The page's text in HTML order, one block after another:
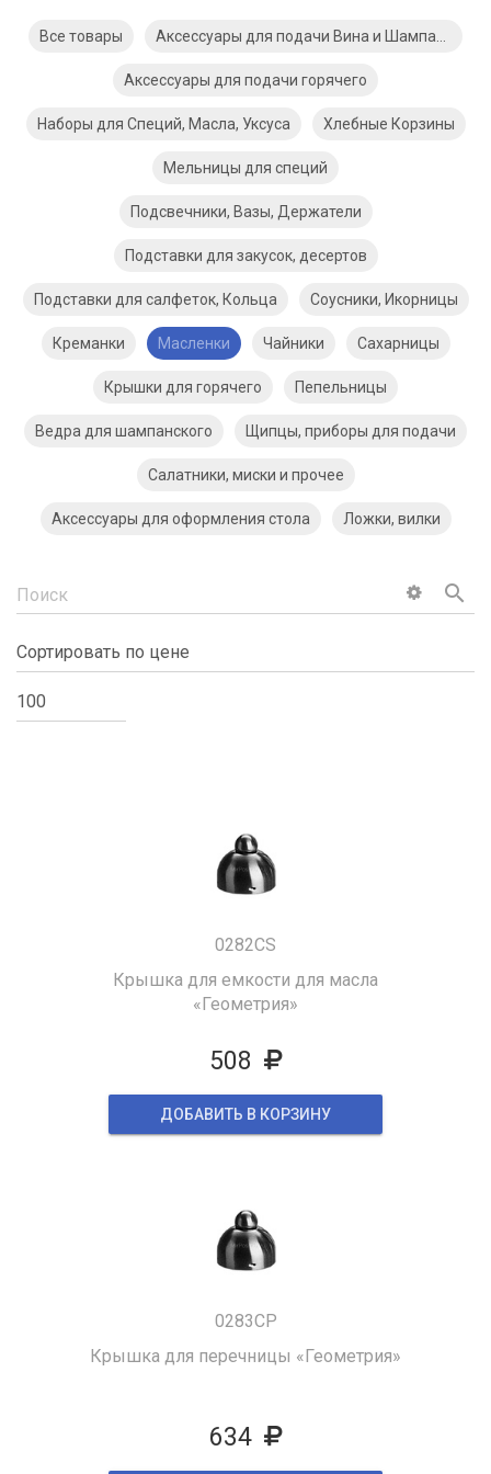
Все товары
Аксессуары для подачи горячего
Наборы для Специй, Масла, Уксуса Хлебные Корзины
Мельницы для специй
Подсвечники, Вазы, Держатели
Подставки для закусок, десертов
Подставки для салфеток, Кольца Соусники, Икорницы
Креманки Масленки Чайники Сахарницы
Крышки для горячего Пепельницы
Ведра для шампанского Щипцы, приборы для подачи
Салатники, миски и прочее
Аксессуары для оформления стола Ложки, вилки
search
0282CS
Крышка для емкости для масла
«Геометрия»
508
ДОБАВИТЬ В КОРЗИНУ
0283CP
Крышка для перечницы «Геометрия»
634